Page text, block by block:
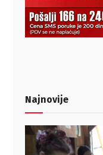
Najnovije